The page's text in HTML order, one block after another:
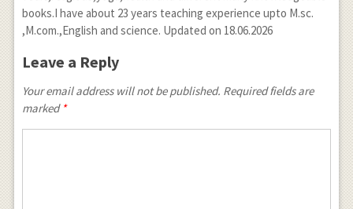
books.I have about 23 years teaching experience upto M.sc.
,M.com.,English and science. Updated on 18.06.2026
Leave a Reply
Your email address will not be published. Required fields are
marked *